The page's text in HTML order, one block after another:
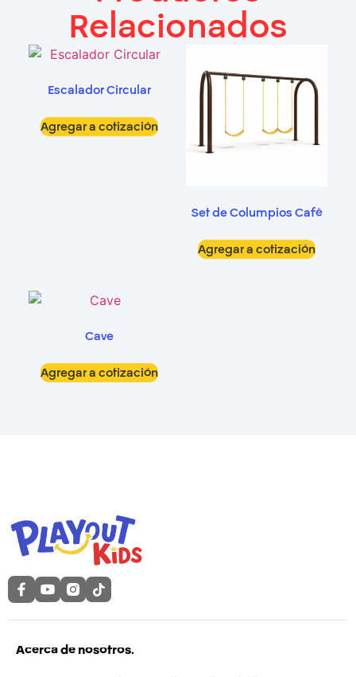
Relacionados
Escalador Circular
Agregar a cotización
Set de Columpios Café
Agregar a cotización
Cave
Agregar a cotización
Acerca de nosotros.